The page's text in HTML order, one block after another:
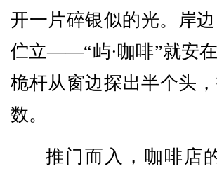
开一片碎银似的光。岸
伫立——“屿·咖啡”就安
桅杆从窗边探出半个头
数。
推门而入，咖啡店